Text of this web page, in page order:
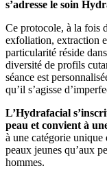
s’adresse le soin
Ce protocole, à la fois
exfoliation, extraction
particularité réside
diversité de profils
séance est
qu’il s’agisse
L’Hydrafacial
peau et convient à
à une catégorie
peaux jeunes qu’aux
hommes.